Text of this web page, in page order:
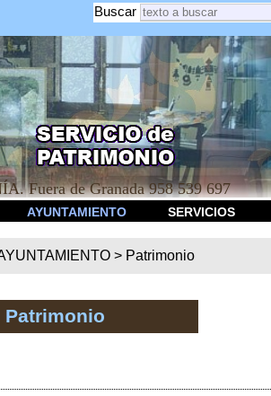
Buscar
Fuera de Granada 958 539 697
AYUNTAMIENTO SERVICIOS
> Patrimonio
Patrimonio